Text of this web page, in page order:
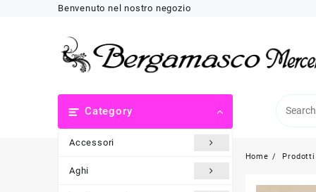
Benvenuto nel nostro negozio
Category
Accessori
Aghi
Home Prodotti